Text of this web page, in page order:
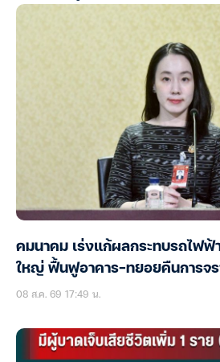
คมนาคม เร่งแก้ผลกระทบรถไฟฟ้
ใหญ่ ฟื้นฟูอาคาร-ทยอยคืนการจร
08 ส.ค. 69 17:49 น.